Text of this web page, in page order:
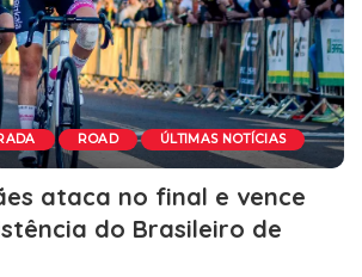
ROAD ÚLTIMAS NOTÍCIAS
ataca no final e vence
do Brasileiro de